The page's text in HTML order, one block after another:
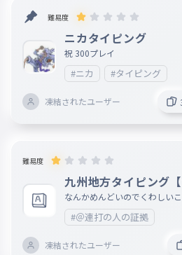
難易度
ニカタイピング
祝 300プレイ
#ニカ #タイピング
凍結されたユーザー
難易度
九州地方タイピング
なんかめんどいのでくわしい
しい的なやつ 一応用語の隣の
？） もし作るならだけどタグ
#＠連打の人の証拠
凍結されたユーザー